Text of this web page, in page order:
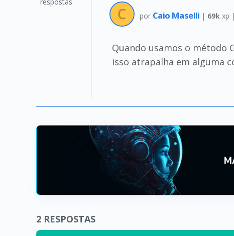
por Caio Maselli | 69k xp |
Quando usamos o método
isso atrapalha em alguma
2 RESPOSTAS